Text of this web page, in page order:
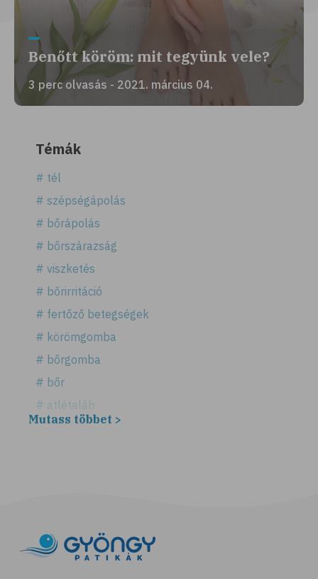
Benőtt köröm: mit tegyünk vele?
3 perc olvasás - 2021. március 04.
Témák
# tél
# szépségápolás
# bőrápolás
# bőrszárazság
# viszketés
# bőrirritáció
# fertőző betegségek
# körömgomba
# bőrgomba
# bőr
# atlétaláb
# horzsolás
# égés
# C-vitamin
Mutass többet >